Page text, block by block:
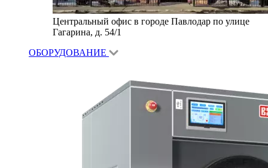
Центральный офис в городе Павлодар по улице
Гагарина, д. 54/1
ОБОРУДОВАНИЕ